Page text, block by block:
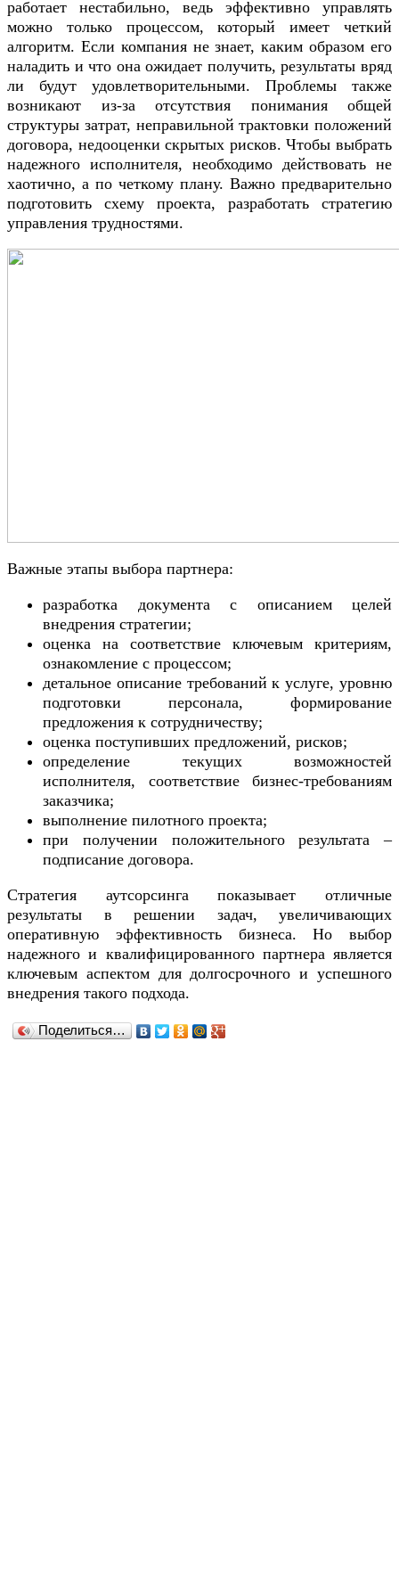
работает нестабильно, ведь эффективно управлять
можно только процессом, который имеет четкий
алгоритм. Если компания не знает, каким образом его
наладить и что она ожидает получить, результаты вряд
ли будут удовлетворительными. Проблемы также
возникают из-за отсутствия понимания общей
структуры затрат, неправильной трактовки положений
договора, недооценки скрытых рисков. Чтобы выбрать
надежного исполнителя, необходимо действовать не
хаотично, а по четкому плану. Важно предварительно
подготовить схему проекта, разработать стратегию
управления трудностями.
Важные этапы выбора партнера:
разработка документа с описанием целей
внедрения стратегии;
оценка на соответствие ключевым критериям,
ознакомление с процессом;
детальное описание требований к услуге, уровню
подготовки персонала, формирование
предложения к сотрудничеству;
оценка поступивших предложений, рисков;
определение текущих возможностей
исполнителя, соответствие бизнес-требованиям
заказчика;
выполнение пилотного проекта;
при получении положительного результата –
подписание договора.
Стратегия аутсорсинга показывает отличные
результаты в решении задач, увеличивающих
оперативную эффективность бизнеса. Но выбор
надежного и квалифицированного партнера является
ключевым аспектом для долгосрочного и успешного
внедрения такого подхода.
Поделиться…